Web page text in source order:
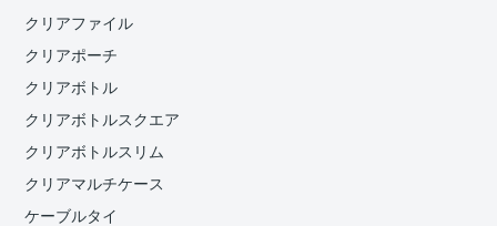
クリアファイル
クリアポーチ
クリアボトル
クリアボトルスクエア
クリアボトルスリム
クリアマルチケース
ケーブルタイ